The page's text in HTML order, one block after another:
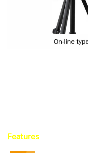
Features